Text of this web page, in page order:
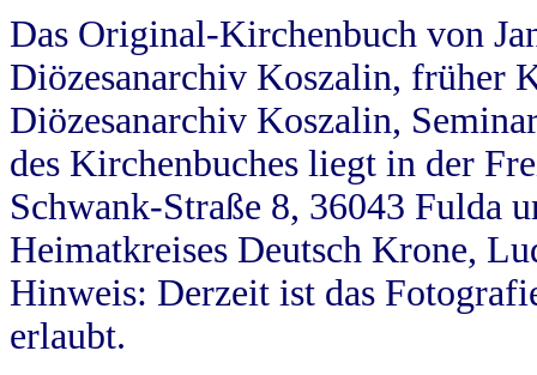
Das Original-Kirchenbuch von
Diözesanarchiv Koszalin, früher
Diözesanarchiv Koszalin,
des Kirchenbuches liegt in der
Schwank-Straße 8, 36043 Fulda
Heimatkreises Deutsch Krone,
Hinweis: Derzeit ist das
erlaubt.